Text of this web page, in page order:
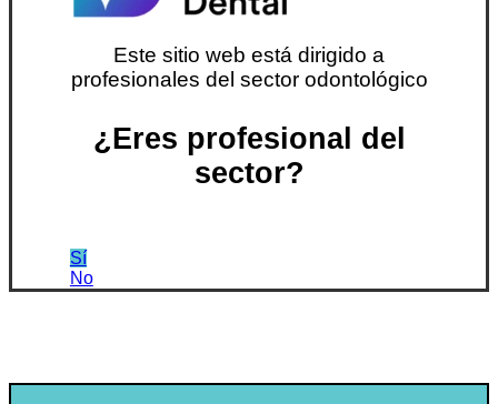
Este sitio web está dirigido a
profesionales del sector odontológico
¿Eres profesional del
sector?
Sí
No